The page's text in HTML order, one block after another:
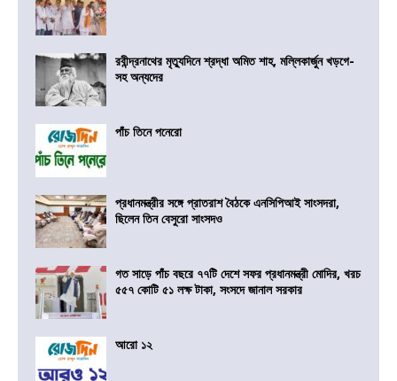
রবীন্দ্রনাথের মৃত্যুদিনে শ্রদ্ধা অমিত শাহ, মল্লিকার্জুন খড়গে-
সহ অন্যদের
পাঁচ তিনে পনেরো
প্রধানমন্ত্রীর সঙ্গে প্রাতরাশ বৈঠকে এনসিপিআই সাংসদরা,
ছিলেন তিন বেসুরো সাংসদও
গত সাড়ে পাঁচ বছরে ৭৭টি দেশে সফর প্রধানমন্ত্রী মোদির, খরচ
৫৫৭ কোটি ৫১ লক্ষ টাকা, সংসদে জানাল সরকার
আরো ১২